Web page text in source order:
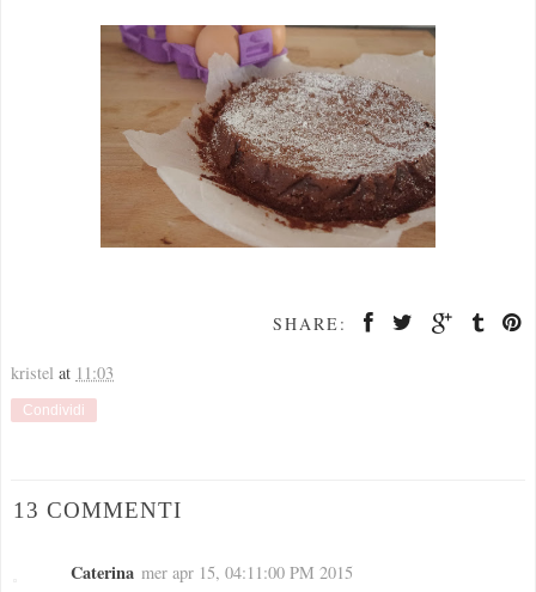
SHARE:
kristel at 11:03
Condividi
13 COMMENTI
Caterina mer apr 15, 04:11:00 PM 2015